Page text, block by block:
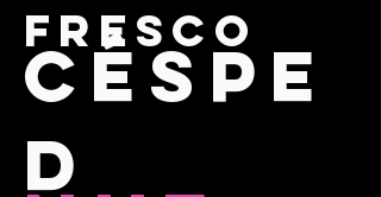
FRESCO
CÉSPE
D